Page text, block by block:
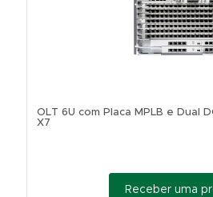
OLT 6U com Placa MPLB e Dual
X7
Receber uma